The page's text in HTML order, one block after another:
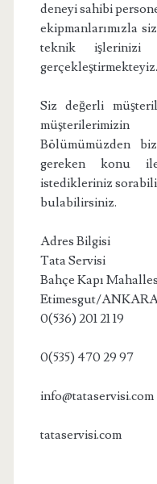
deneyi sahibi
ekipmanlarımızla
teknik
gerçekleştirmekteyiz.
Siz değerli
Bölümümüzden
gereken konu
istedikleriniz
bulabilirsiniz.
Adres Bilgisi
Tata Servisi
Bahçe Kapı
Etimesgut/
0(536) 201 21 19
0(535) 470 29 97
info@tataservisi.com
tataservisi.com